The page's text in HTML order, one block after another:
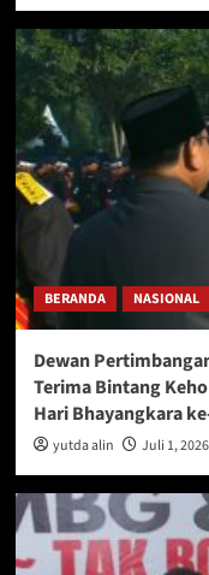
BERANDA NASIONAL
Dewan
Terima Bintang
Hari Bhayangkara
yutda alin Juli 1, 2026